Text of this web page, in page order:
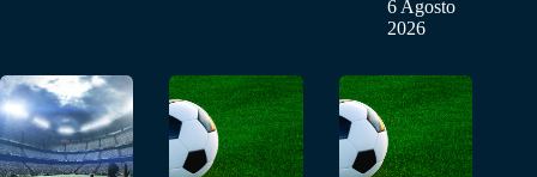
6 Agosto
2026